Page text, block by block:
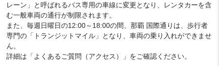
レーン」と呼ばれるバス専用の車線に変更となり、レンタカーを含
む一般車両の通行が制限されます。
また、毎週日曜日の12:00～18:00の間、那覇 国際通りは、歩行者
専門の「トランジットマイル」となり、車両の乗り入れができませ
ん。
詳細は「よくあるご質問（アクセス）」をご確認ください。